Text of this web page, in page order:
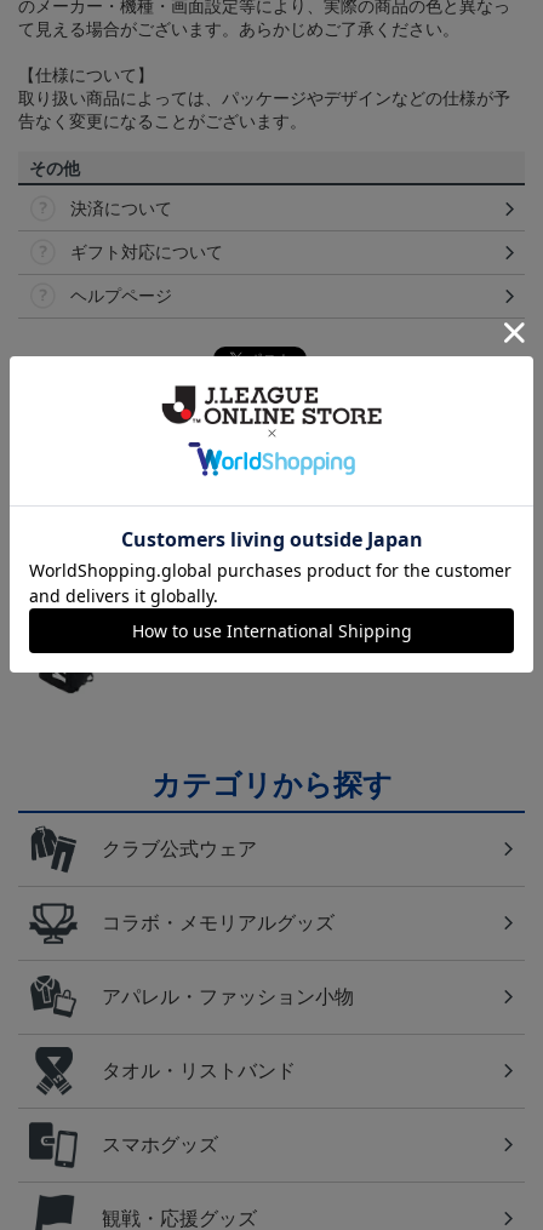
のメーカー・機種・画面設定等により、実際の商品の色と異なっ
て見える場合がございます。あらかじめご了承ください。
【仕様について】
取り扱い商品によっては、パッケージやデザインなどの仕様が予
告なく変更になることがございます。
その他
決済について
ギフト対応について
ヘルプページ
送料無料の併せ買いにオススメ！どの選手が当たる
かお楽しみのシークレットグッズ！
横浜FM
日常にもF・マリノスを！普段使いにオススメのアイ
カテゴリから探す
クラブ公式ウェア
コラボ・メモリアルグッズ
アパレル・ファッション小物
タオル・リストバンド
スマホグッズ
観戦・応援グッズ